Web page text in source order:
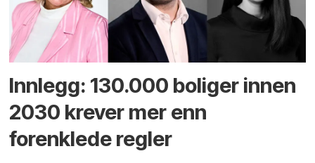
Innlegg: 130.000 boliger innen
2030 krever mer enn
forenklede regler